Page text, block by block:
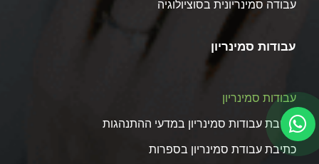
עבודה סמינריונית בסוציולוגיה
עבודות סמינריון
עבודות סמינריון
כתיבת עבודות סמינריון במדעי ההתנהגות
כתיבת עבודת סמינריון בספרות